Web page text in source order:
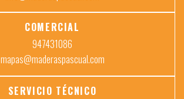
COMERCIAL
947431086
mapas@maderaspascual.com
SERVICIO TÉCNICO